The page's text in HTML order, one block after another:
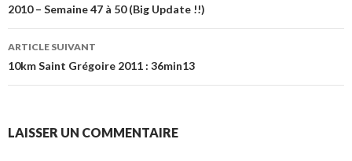
des
articles
2010 – Semaine 47 à 50 (Big Update !!)
ARTICLE SUIVANT
10km Saint Grégoire 2011 : 36min13
LAISSER UN COMMENTAIRE